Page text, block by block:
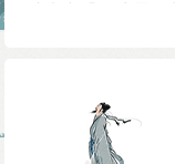
春睡觉：一作“佩
佩”。悄：声音低
晚妆残：天色已
映山之感。这里
巅的情景描写得
的景象，没有什